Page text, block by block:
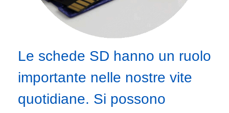
Le schede SD hanno un ruolo
importante nelle nostre vite
quotidiane. Si possono